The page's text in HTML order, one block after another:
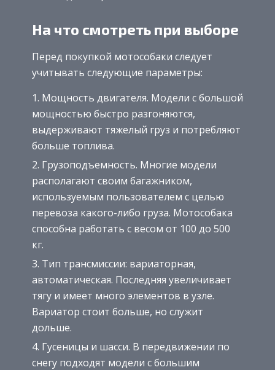
На что смотреть при выборе
Перед покупкой мотособаки следует
учитывать следующие параметры:
Мощность двигателя. Модели с большой
мощностью быстро разгоняются,
выдерживают тяжелый груз и потребляют
больше топлива.
Грузоподъемность. Многие модели
располагают своим багажником,
используемым пользователем с целью
перевоза какого-либо груза. Мотособака
способна работать с весом от 100 до 500
кг.
Тип трансмиссии: вариаторная,
автоматическая. Последняя увеличивает
тягу и имеет много элементов в узле.
Вариатор стоит больше, но служит
дольше.
Гусеницы и шасси. В передвижении по
снегу подходят модели с большим